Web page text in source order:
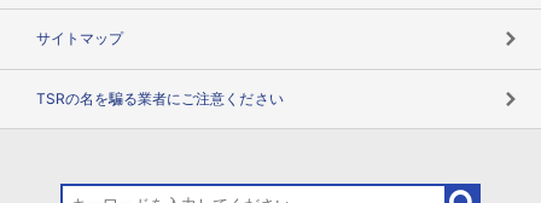
サイトマップ
TSRの名を騙る業者にご注意ください